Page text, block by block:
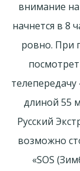
внимание на
начнется в 8
ровно. При
длиной 55
Русский
возможно
«SOS